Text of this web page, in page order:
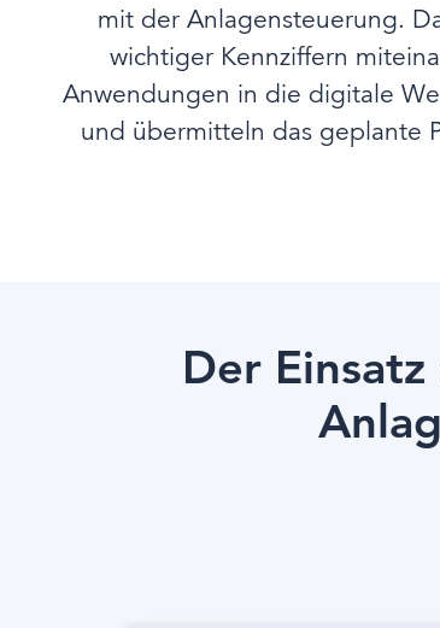
mit der Anlagensteuerung.
wichtiger Kennziffern
Anwendungen in die digitale
und übermitteln das geplante
Der